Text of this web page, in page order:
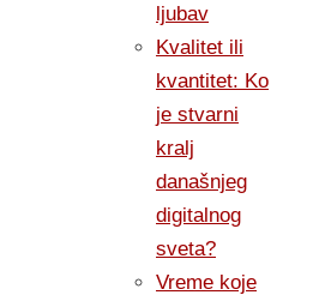
ljubav
Kvalitet ili
kvantitet: Ko
je stvarni
kralj
današnjeg
digitalnog
sveta?
Vreme koje